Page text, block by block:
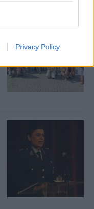
Privacy Policy